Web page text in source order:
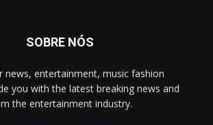
SOBRE NÓS
news, entertainment, music fashion
you with the latest breaking news and
the entertainment industry.